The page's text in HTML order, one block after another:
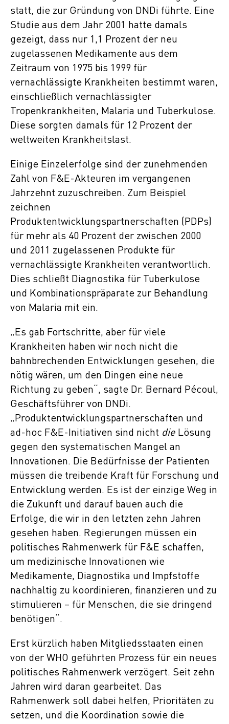
statt, die zur Gründung von DNDi führte. Eine
Studie aus dem Jahr 2001 hatte damals
gezeigt, dass nur 1,1 Prozent der neu
zugelassenen Medikamente aus dem
Zeitraum von 1975 bis 1999 für
vernachlässigte Krankheiten bestimmt waren,
einschließlich vernachlässigter
Tropenkrankheiten, Malaria und Tuberkulose.
Diese sorgten damals für 12 Prozent der
weltweiten Krankheitslast.
Einige Einzelerfolge sind der zunehmenden
Zahl von F&E-Akteuren im vergangenen
Jahrzehnt zuzuschreiben. Zum Beispiel
zeichnen
Produktentwicklungspartnerschaften (PDPs)
für mehr als 40 Prozent der zwischen 2000
und 2011 zugelassenen Produkte für
vernachlässigte Krankheiten verantwortlich.
Dies schließt Diagnostika für Tuberkulose
und Kombinationspräparate zur Behandlung
von Malaria mit ein.
„Es gab Fortschritte, aber für viele
Krankheiten haben wir noch nicht die
bahnbrechenden Entwicklungen gesehen, die
nötig wären, um den Dingen eine neue
Richtung zu geben“, sagte Dr. Bernard Pécoul,
Geschäftsführer von DNDi.
„Produktentwicklungspartnerschaften und
ad-hoc F&E-Initiativen sind nicht die Lösung
gegen den systematischen Mangel an
Innovationen. Die Bedürfnisse der Patienten
müssen die treibende Kraft für Forschung und
Entwicklung werden. Es ist der einzige Weg in
die Zukunft und darauf bauen auch die
Erfolge, die wir in den letzten zehn Jahren
gesehen haben. Regierungen müssen ein
politisches Rahmenwerk für F&E schaffen,
um medizinische Innovationen wie
Medikamente, Diagnostika und Impfstoffe
nachhaltig zu koordinieren, finanzieren und zu
stimulieren – für Menschen, die sie dringend
benötigen“.
Erst kürzlich haben Mitgliedsstaaten einen
von der WHO geführten Prozess für ein neues
politisches Rahmenwerk verzögert. Seit zehn
Jahren wird daran gearbeitet. Das
Rahmenwerk soll dabei helfen, Prioritäten zu
setzen, und die Koordination sowie die